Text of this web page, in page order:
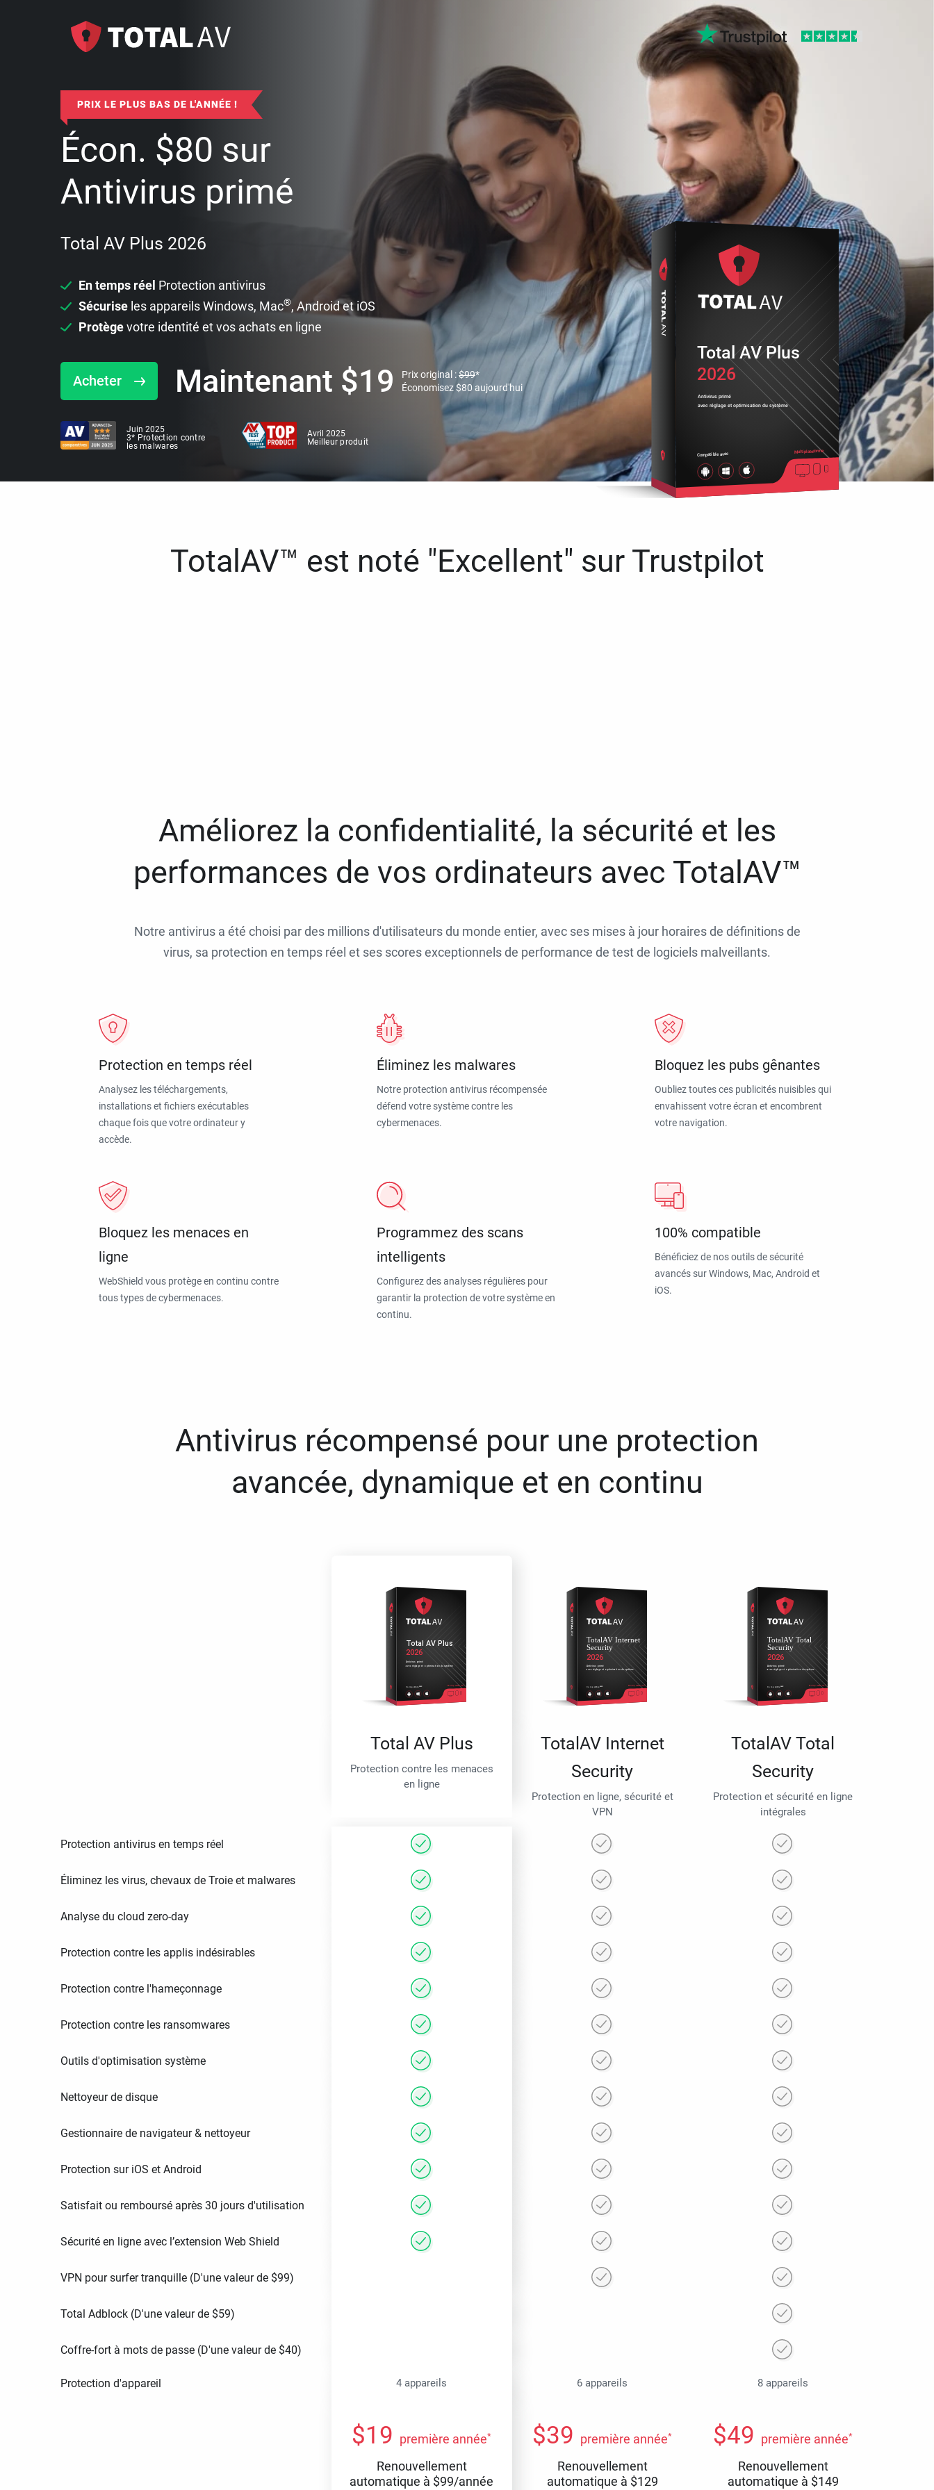
PRIX LE PLUS BAS DE L'ANNÉE !
Écon. $80 sur
Antivirus primé
Total AV Plus 2026
En temps réel Protection antivirus
Sécurise les appareils Windows, Mac®, Android et iOS
Protègevotre identité et vos achats en ligne
Acheter Maintenant $19 Prix original :$99*
Économisez$80 aujourd'hui
Juin 2025
3* Protection contre
les malwares
Avril 2025
Meilleur produit
2026
Antivirus primé
avec réglage et optimisation du système
Compatible avec Multiplateforme
Total AV Plus
TotalAV™ est noté "Excellent" sur Trustpilot
Améliorez la confidentialité, la sécurité et les
performances de vos ordinateurs avec TotalAV™
Notre antivirus a été choisi par des millions d'utilisateurs du monde entier, avec ses mises à jour horaires de définitions de
virus, sa protection en temps réel et ses scores exceptionnels de performance de test de logiciels malveillants.
Protection en temps réel
Analysez les téléchargements,
installations et fichiers exécutables
chaque fois que votre ordinateur y
accède.
Éliminez les malwares
Notre protection antivirus récompensée
défend votre système contre les
cybermenaces.
Bloquez les pubs gênantes
Oubliez toutes ces publicités nuisibles qui
envahissent votre écran et encombrent
votre navigation.
Bloquez les menaces en
ligne
WebShield vous protège en continu contre
tous types de cybermenaces.
Programmez des scans
intelligents
Configurez des analyses régulières pour
garantir la protection de votre système en
continu.
100% compatible
Bénéficiez de nos outils de sécurité
avancés sur Windows, Mac, Android et
iOS.
Antivirus récompensé pour une protection
avancée, dynamique et en continu
Total AV Plus
Protection contre les menaces
en ligne
TotalAV Internet
Security
Protection en ligne, sécurité et
VPN
TotalAV Total
Security
Protection et sécurité en ligne
intégrales
Protection antivirus en temps réel
Éliminez les virus, chevaux de Troie et malwares
Analyse du cloud zero-day
Protection contre les applis indésirables
Protection contre l'hameçonnage
Protection contre les ransomwares
Outils d'optimisation système
Nettoyeur de disque
Gestionnaire de navigateur & nettoyeur
Protection sur iOS et Android
Satisfait ou remboursé après 30 jours d'utilisation
Sécurité en ligne avec l’extension Web Shield
VPN pour surfer tranquille (D'une valeur de $99)
Total Adblock (D'une valeur de $59)
Coffre-fort à mots de passe (D'une valeur de $40)
Protection d'appareil 4 appareils 6 appareils 8 appareils
$19 première année*
Renouvellement
automatique à $99/année
$39 première année*
Renouvellement
automatique à $129
$49 première année*
Renouvellement
automatique à $149